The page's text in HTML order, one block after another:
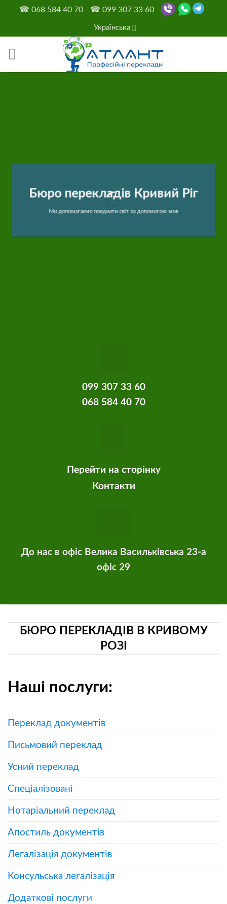
content
☎ 068 584 40 70 ☎ 099 307 33 60
Українська
Бюро перекладів Кривий Ріг
Ми допомагаємо поєднати світ за допомогою мов
099 307 33 60
068 584 40 70
Перейти на сторінку
Контакти
До нас в офіс Велика Васильківська 23-а
офіс 29
БЮРО ПЕРЕКЛАДІВ В КРИВОМУ
РОЗІ
Наші послуги:
Переклад документів
Письмовий переклад
Усний переклад
Спеціалізовані
Нотаріальний переклад
Апостиль документів
Легалізація документів
Консульська легалізація
Додаткові послуги